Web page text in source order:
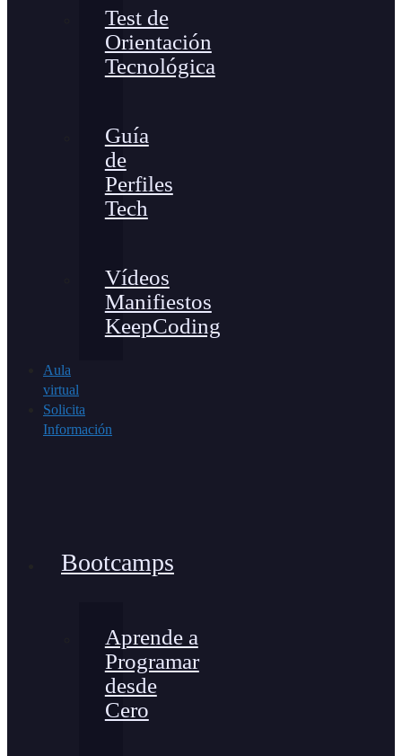
Test de
Orientación
Tecnológica
Guía
de
Perfiles
Tech
Vídeos
Manifiestos
KeepCoding
Aula
virtual
Solicita
Información
Bootcamps
Aprende a
Programar
desde
Cero